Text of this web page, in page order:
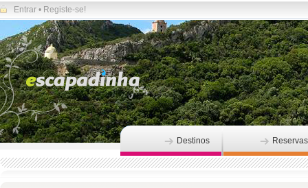
Entrar • Registe-se!
Destinos Reservas